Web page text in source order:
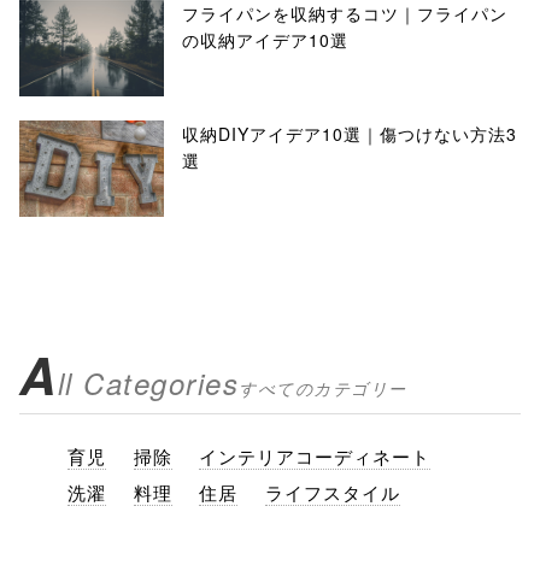
フライパンを収納するコツ｜フライパン
の収納アイデア10選
収納DIYアイデア10選｜傷つけない方法3
選
All Categoriesすべてのカテゴリー
育児 掃除
インテリアコーディネート
洗濯
料理 住居 ライフスタイル